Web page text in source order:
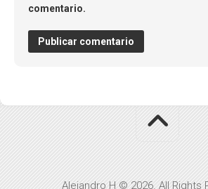
comentario.
Alejandro H © 2026. All Rights